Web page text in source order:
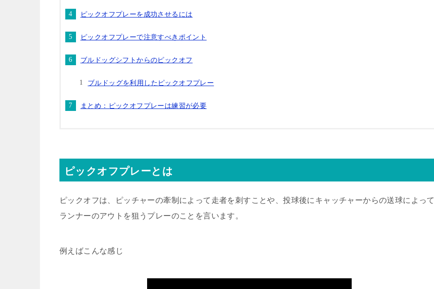
ピックオフプレーを成功させるには
ピックオフプレーで注意すべきポイント
ブルドッグシフトからのピックオフ
ブルドッグを利用したピックオフプレー
まとめ：ピックオフプレーは練習が必要
ピックオフプレーとは
ピックオフは、ピッチャーの牽制によって走者を刺すことや、投球後にキャッチャーからの送球によって
ランナーのアウトを狙うプレーのことを言います。
例えばこんな感じ